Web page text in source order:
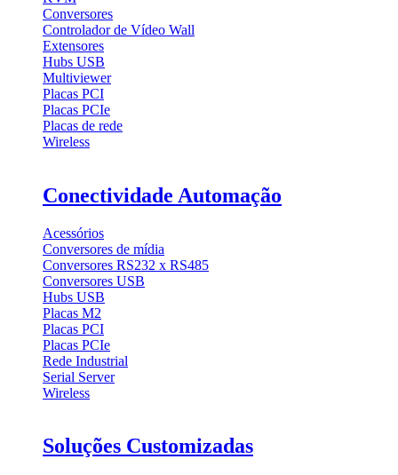
Conversores
Controlador de Vídeo Wall
Extensores
Hubs USB
Multiviewer
Placas PCI
Placas PCIe
Placas de rede
Wireless
Conectividade Automação
Acessórios
Conversores de mídia
Conversores RS232 x RS485
Conversores USB
Hubs USB
Placas M2
Placas PCI
Placas PCIe
Rede Industrial
Serial Server
Wireless
Soluções Customizadas